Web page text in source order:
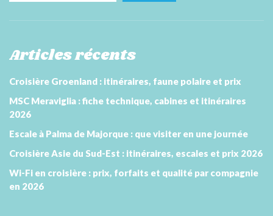
Articles récents
Croisière Groenland : itinéraires, faune polaire et prix
MSC Meraviglia : fiche technique, cabines et itinéraires
2026
Escale à Palma de Majorque : que visiter en une journée
Croisière Asie du Sud-Est : itinéraires, escales et prix 2026
Wi-Fi en croisière : prix, forfaits et qualité par compagnie
en 2026